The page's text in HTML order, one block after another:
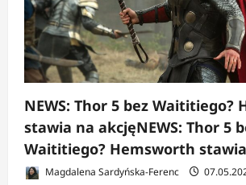
NEWS: Thor 5 bez Waititiego?
stawia na akcjęNEWS: Thor 5
Waititiego? Hemsworth
Magdalena Sardyńska-Ferenc